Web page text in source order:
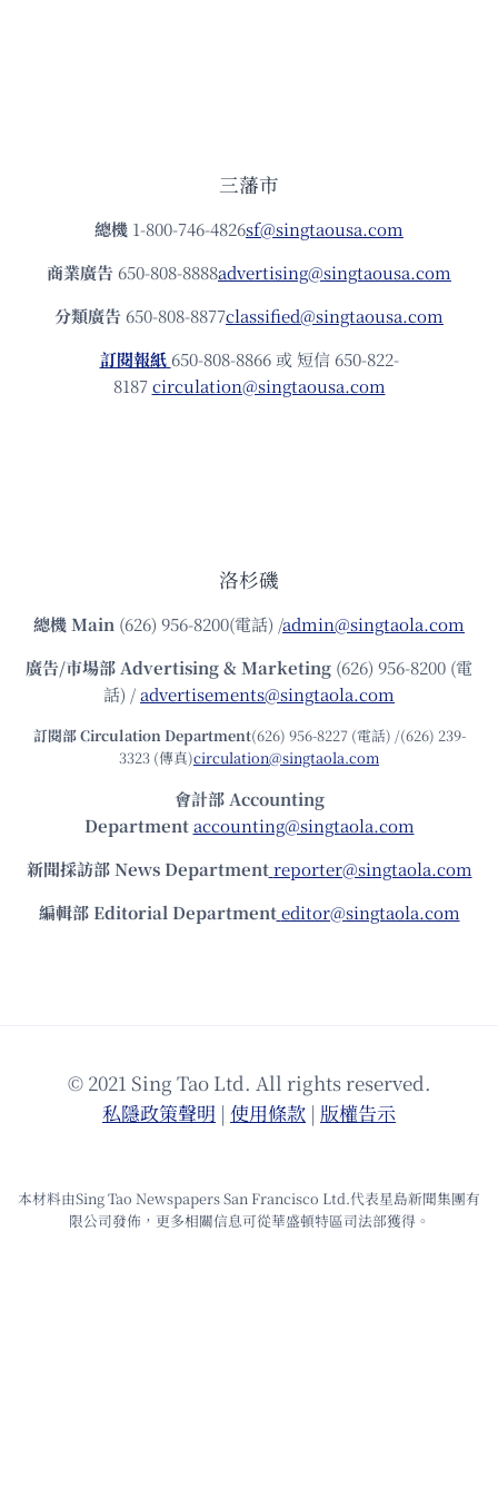
三藩市
總機 1-800-746-4826sf@singtaousa.com
商業廣告 650-808-8888advertising@singtaousa.com
分類廣告 650-808-8877classified@singtaousa.com
訂閱報紙 650-808-8866 或 短信 650-822-
8187circulation@singtaousa.com
洛杉磯
總機Main (626) 956-8200(電話) /admin@singtaola.com
廣告/市場部Advertising & Marketing (626) 956-8200 (電
話) /advertisements@singtaola.com
訂閱部 Circulation Department(626) 956-8227 (電話) /(626) 239-
3323 (傳真)circulation@singtaola.com
會計部 Accounting
Department accounting@singtaola.com
新聞採訪部 News Department reporter@singtaola.com
編輯部 Editorial Department editor@singtaola.com
© 2021 Sing Tao Ltd. All rights reserved.
私隱政策聲明 | 使⽤條款 | 版權告⽰
本材料由Sing Tao Newspapers San Francisco Ltd.代表星島新聞集團有
限公司發佈，更多相關信息可從華盛頓特區司法部獲得。